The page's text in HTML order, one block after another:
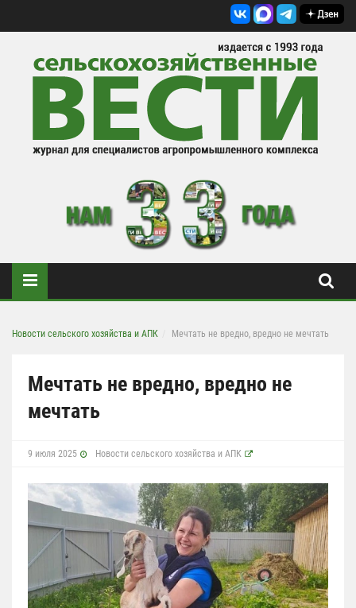
Новости сельского хозяйства и АПК Мечтать не вредно, вредно не мечтать
Мечтать не вредно, вредно не
мечтать
9 июля 2025 Новости сельского хозяйства и АПК